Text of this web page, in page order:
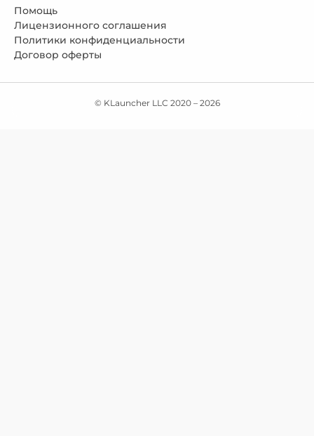
Помощь
Лицензионного соглашения
Политики конфиденциальности
Договор оферты
© KLauncher LLC 2020 – 2026